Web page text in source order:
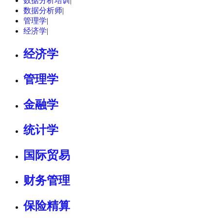
数据分析师|
管理学|
经济学|
经济学
管理学
金融学
统计学
国际贸易
财务管理
保险精算